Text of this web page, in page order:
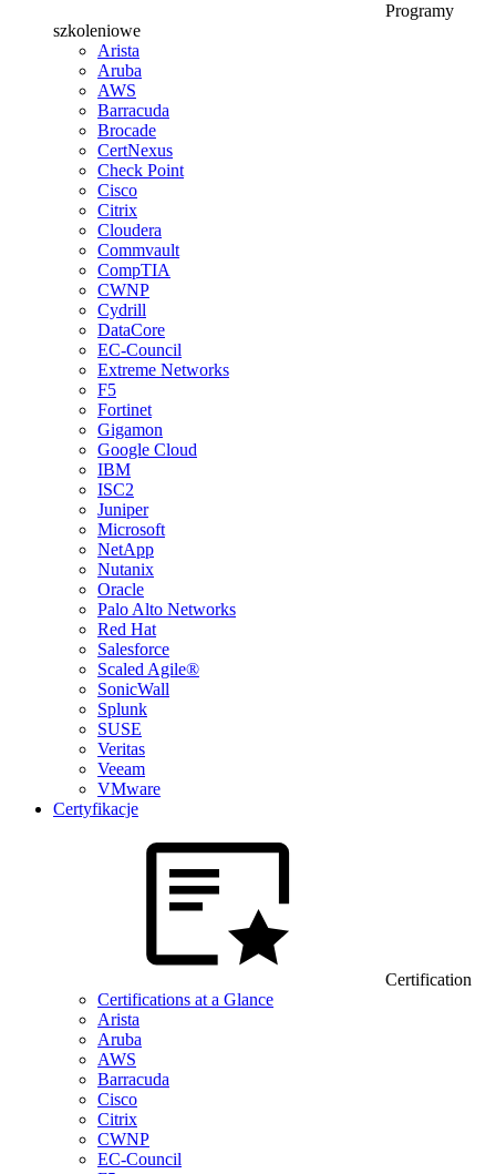
Programy
szkoleniowe
Arista
Aruba
AWS
Barracuda
Brocade
CertNexus
Check Point
Cisco
Citrix
Cloudera
Commvault
CompTIA
CWNP
Cydrill
DataCore
EC-Council
Extreme Networks
F5
Fortinet
Gigamon
Google Cloud
IBM
ISC2
Juniper
Microsoft
NetApp
Nutanix
Oracle
Palo Alto Networks
Red Hat
Salesforce
Scaled Agile®
SonicWall
Splunk
SUSE
Veritas
Veeam
VMware
Certyfikacje
Certification
Certifications at a Glance
Arista
Aruba
AWS
Barracuda
Cisco
Citrix
CWNP
EC-Council